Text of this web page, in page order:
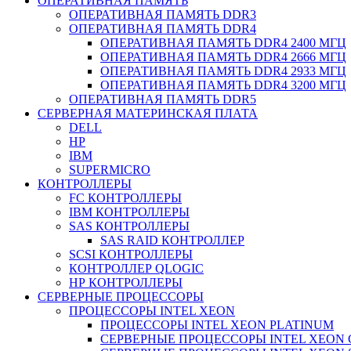
ОПЕРАТИВНАЯ ПАМЯТЬ DDR3
ОПЕРАТИВНАЯ ПАМЯТЬ DDR4
ОПЕРАТИВНАЯ ПАМЯТЬ DDR4 2400 МГЦ
ОПЕРАТИВНАЯ ПАМЯТЬ DDR4 2666 МГЦ
ОПЕРАТИВНАЯ ПАМЯТЬ DDR4 2933 МГЦ
ОПЕРАТИВНАЯ ПАМЯТЬ DDR4 3200 МГЦ
ОПЕРАТИВНАЯ ПАМЯТЬ DDR5
СЕРВЕРНАЯ МАТЕРИНСКАЯ ПЛАТА
DELL
HP
IBM
SUPERMICRO
КОНТРОЛЛЕРЫ
FC КОНТРОЛЛЕРЫ
IBM КОНТРОЛЛЕРЫ
SAS КОНТРОЛЛЕРЫ
SAS RAID КОНТРОЛЛЕР
SCSI КОНТРОЛЛЕРЫ
КОНТРОЛЛЕР QLOGIC
НР КОНТРОЛЛЕРЫ
СЕРВЕРНЫЕ ПРОЦЕССОРЫ
ПРОЦЕССОРЫ INTEL XEON
ПРОЦЕССОРЫ INTEL XEON PLATINUM
СЕРВЕРНЫЕ ПРОЦЕССОРЫ INTEL XEON